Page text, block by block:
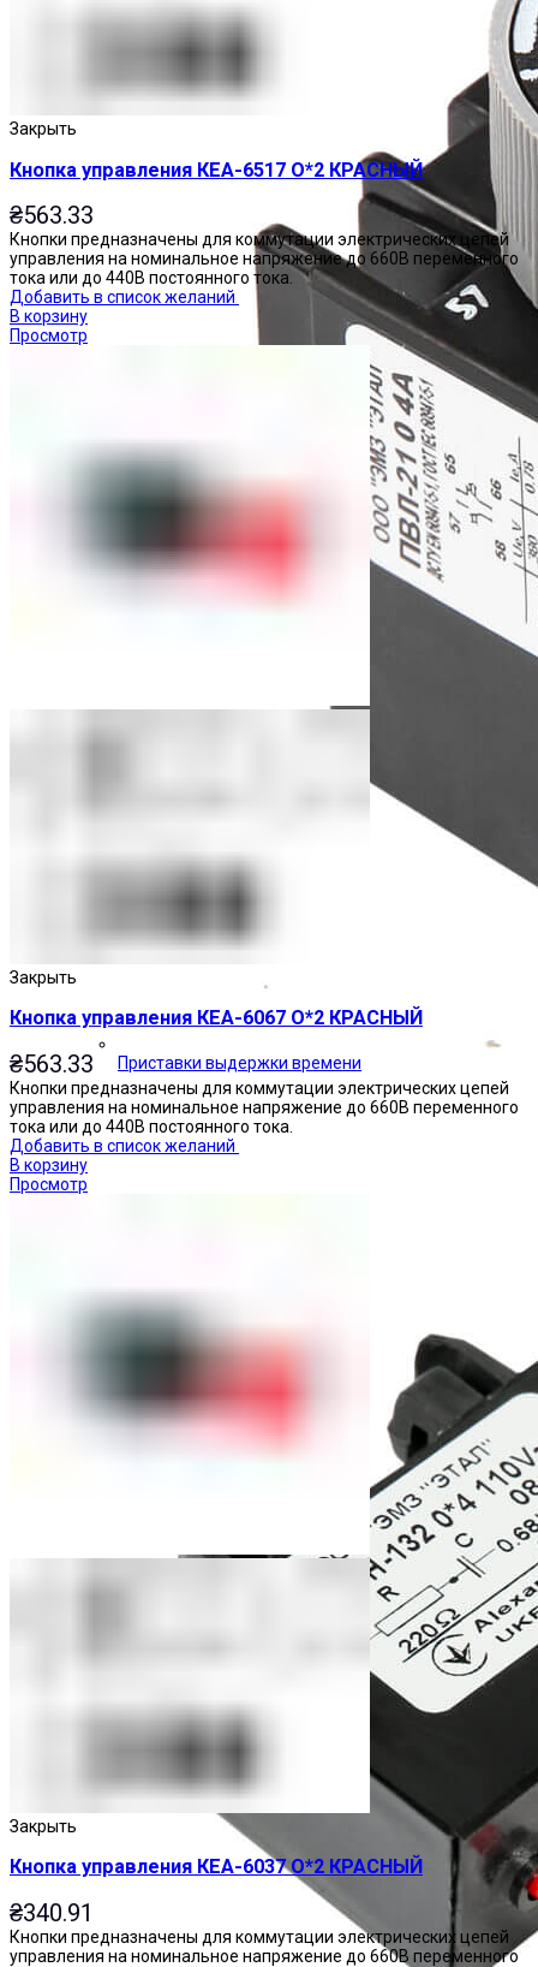
Приставки выдержки времени
Закрыть
Кнопка управления КЕА-6517 О*2 КРАСНЫЙ
₴563.33
Кнопки предназначены для коммутации электрических цепей
управления на номинальное напряжение до 660В переменного
тока или до 440В постоянного тока.
Добавить в список желаний
В корзину
Просмотр
Закрыть
Кнопка управления КЕА-6067 О*2 КРАСНЫЙ
₴563.33
Кнопки предназначены для коммутации электрических цепей
управления на номинальное напряжение до 660В переменного
тока или до 440В постоянного тока.
Добавить в список желаний
В корзину
Просмотр
Закрыть
Кнопка управления КЕА-6037 О*2 КРАСНЫЙ
₴340.91
Кнопки предназначены для коммутации электрических цепей
управления на номинальное напряжение до 660В переменного